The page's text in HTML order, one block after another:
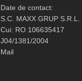
Date de contact:
S.C. MAXX GRUP S.R.L.
Cui: RO 106635417
J04/1381/2004
Mail